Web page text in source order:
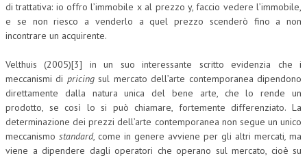
DIRITTO PENALE D’IMPRESA
DIRITTO DEL LAVORO
DIRITTO DEL WEB
DIRITTO DELLE IMPRESE IN CRISI
CRIMINOLOGIA E CRIMINALISTICA
SICUREZZA SUL LAVORO
di trattativa: io offro l’immobile x al prezzo y, faccio vedere l’immobile,
e se non riesco a venderlo a quel prezzo scenderò fino a non
incontrare un acquirente.
Velthuis (2005)[3] in un suo interessante scritto evidenzia che i
meccanismi di pricingsul mercato dell’arte contemporanea dipendono
direttamente dalla natura unica del bene arte, che lo rende un
prodotto, se così lo si può chiamare, fortemente differenziato. La
determinazione dei prezzi dell’arte contemporanea non segue un unico
meccanismo standard, come in genere avviene per gli altri mercati, ma
viene a dipendere dagli operatori che operano sul mercato, cioè su